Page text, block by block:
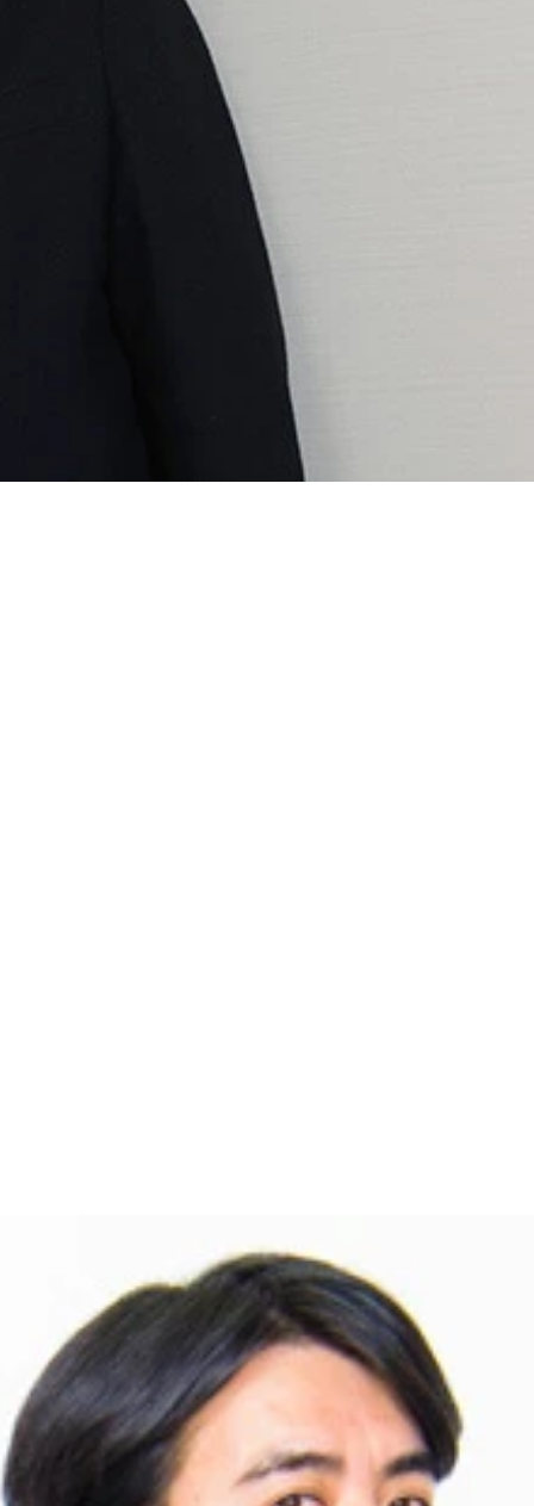
バイバー！』も配信中。著書に『佐久間宣行のずるい仕